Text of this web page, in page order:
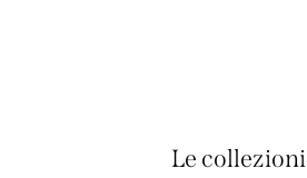
Le collezioni